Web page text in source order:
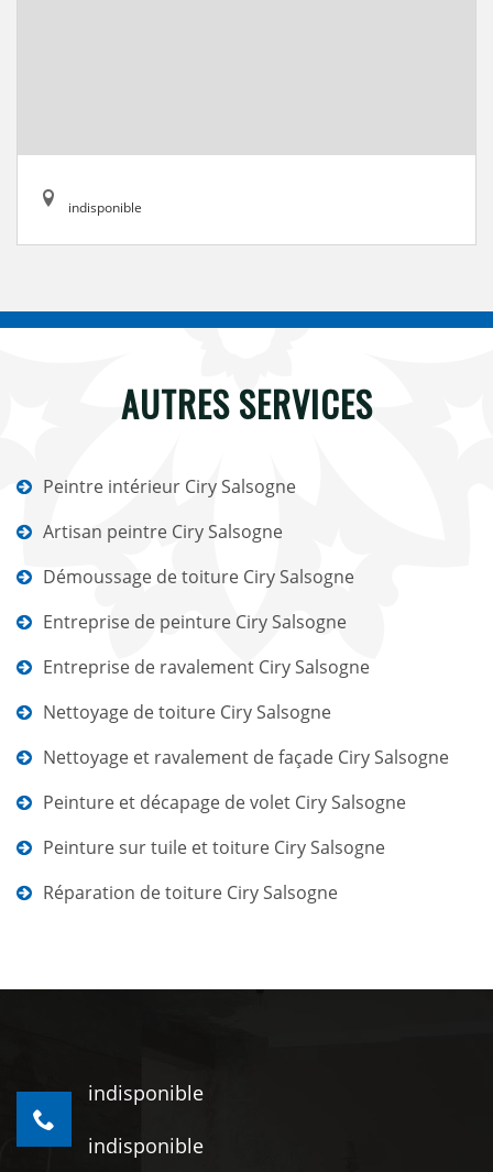
indisponible
AUTRES SERVICES
Peintre intérieur Ciry Salsogne
Artisan peintre Ciry Salsogne
Démoussage de toiture Ciry Salsogne
Entreprise de peinture Ciry Salsogne
Entreprise de ravalement Ciry Salsogne
Nettoyage de toiture Ciry Salsogne
Nettoyage et ravalement de façade Ciry Salsogne
Peinture et décapage de volet Ciry Salsogne
Peinture sur tuile et toiture Ciry Salsogne
Réparation de toiture Ciry Salsogne
indisponible
indisponible